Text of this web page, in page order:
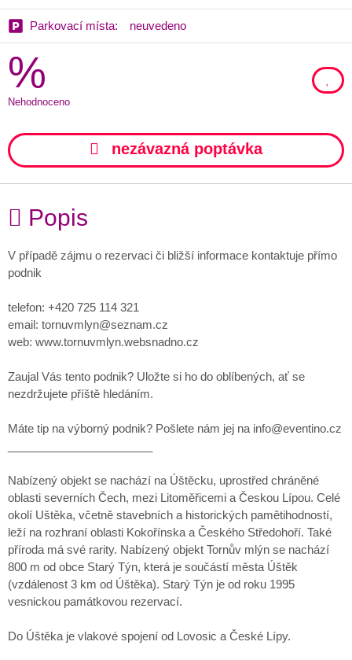
Parkovací místa: neuvedeno
%
Nehodnoceno
nezávazná poptávka
Popis
V případě zájmu o rezervaci či bližší informace kontaktuje přímo
podnik
telefon: +420 725 114 321
email: tornuvmlyn@seznam.cz
web: www.tornuvmlyn.websnadno.cz
Zaujal Vás tento podnik? Uložte si ho do oblíbených, ať se
nezdržujete příště hledáním.
Máte tip na výborný podnik? Pošlete nám jej na info@eventino.cz
Nabízený objekt se nachází na Úštěcku, uprostřed chráněné
oblasti severních Čech, mezi Litoměřicemi a Českou Lípou. Celé
okolí Uštěka, včetně stavebních a historických pamětihodností,
leží na rozhraní oblasti Kokořínska a Českého Středohoří. Také
příroda má své rarity. Nabízený objekt Tornův mlýn se nachází
800 m od obce Starý Týn, která je součástí města Úštěk
(vzdálenost 3 km od Úštěka). Starý Týn je od roku 1995
vesnickou památkovou rezervací.
Do Úštěka je vlakové spojení od Lovosic a České Lípy.